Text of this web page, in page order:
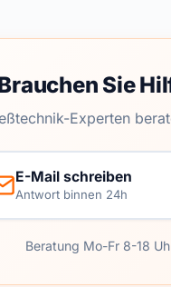
Sie
Experten
E-Mail schreiben
Antwort binnen 24h
Beratung Mo-Fr 8-18